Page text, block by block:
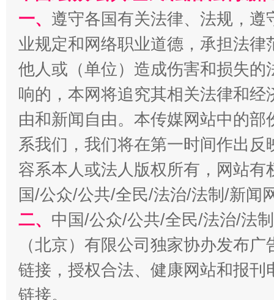
“刷贴”乱象丛生
揭批美国五大"原罪" "炒
一、 遵守各国有关法律、法规，
业规定和网络职业道德，承担法
他人或（单位）造成伤害和损失
响的，本网将追究其相关法律和
由和新闻自由。本传媒网站中的
系我们，我们将在第一时间作出
容系本人或法人版权所有，网站
国/公众/公共/全民/法治/法制/新闻
二、 中国/公众/公共/全民/法治/法
（北京）有限公司独家协办发布
链接，授权合法、健康网站和报
链接。